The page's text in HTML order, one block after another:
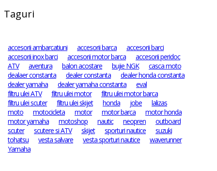
Taguri
accesorii ambarcatiuni accesorii barca
accesorii barci
accesorii inox barci
accesorii motor barca
accesorii peridoc
ATV
aventura balon acostare bujie NGK
casca moto
dealaer constanta
dealer constanta
dealer honda constanta
dealer yamaha
dealer yamaha constanta
eval
filtru ulei ATV
filtru ulei motor
filtru ulei motor barca
filtru ulei scuter
filtru ulei skijet honda jobe
lalizas
moto
motocicleta motor motor barca
motor honda
motor yamaha
motoshop nautic neopren
outboard
scuter
scutere si ATV skijet sporturi nautice
suzuki
tohatsu
vesta salvare vesta sporturi nautice
waverunner
Yamaha